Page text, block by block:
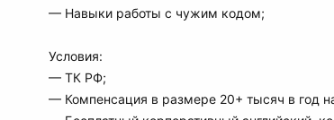
— Навыки работы с чужим кодом;
Условия:
— ТК РФ;
— Компенсация в размере 20+ тысяч в год